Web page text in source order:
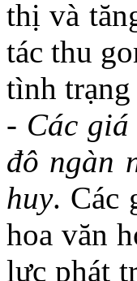
thị và
tác thu
tình
- Các
đô ngàn
huy. Các
hoa văn
lực phát